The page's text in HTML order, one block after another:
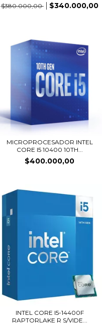
$380.000,00
$340.000,00
MICROPROCESADOR INTEL
CORE I5 10400 10TH...
$400.000,00
INTEL CORE I5-14400F
RAPTORLAKE R S/VIDE...